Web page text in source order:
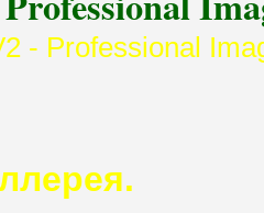
- Professional